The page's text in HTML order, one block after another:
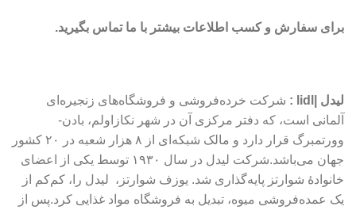
برای سفارش و کسب اطلاعات بیشتر با ما تماس بگیرید.
لیدل |lidl :
شرکت خرده‌فروشی و فروشگاه‌های زنجیره‌ای
آلمانی است، که دفتر مرکزی آن در شهر نکازاولم، بادن-
وورتمبرگ قرار دارد و مالک شبکه‌ای از ۸ هزار شعبه در ۲۰ کشور
جهان می‌باشد.شرکت لیدل در سال ۱۹۳۰ توسط یکی از اعضای
خانوادهٔ شوارتز پایه‌گذاری شد. یوزف شوارتز، لیدل را، کم‌کم از
یک عمده‌فروشی میوه، تبدیل به فروشگاه مواد غذایی کرد.پس از